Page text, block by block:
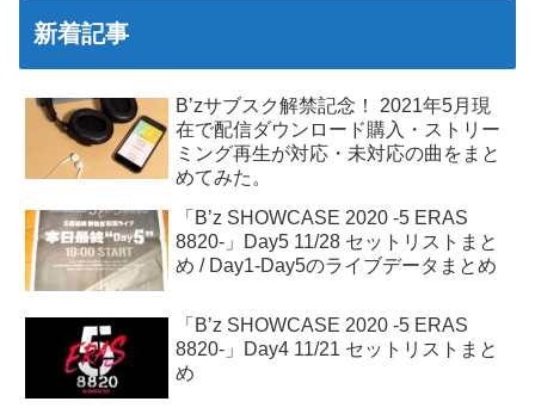
新着記事
B’zサブスク解禁記念！ 2021年5月現
在で配信ダウンロード購入・ストリー
ミング再生が対応・未対応の曲をまと
めてみた。
「B’z SHOWCASE 2020 -5 ERAS
8820-」Day5 11/28 セットリストまと
め / Day1-Day5のライブデータまとめ
「B’z SHOWCASE 2020 -5 ERAS
8820-」Day4 11/21 セットリストまと
め